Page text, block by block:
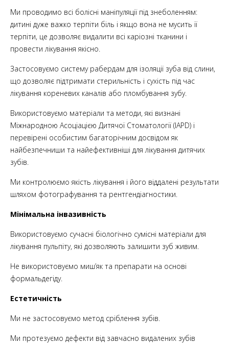
Ми проводимо всі болісні маніпуляції під знеболенням:
дитині дуже важко терпіти біль і якщо вона не мусить її
терпіти, це дозволяє видалити всі каріозні тканини і
провести лікування якісно.
Застосовуємо систему рабердам для ізоляції зуба від слини,
що дозволяє підтримати стерильність і сухість під час
лікування кореневих каналів або пломбування зубу.
Використовуємо матеріали та методи, які визнані
Міжнародною Асоціацією Дитячої Стоматології (IAPD) і
перевірені особистим багаторічним досвідом як
найбезпечниши та найефективніші для лікування дитячих
зубів.
Ми контролюємо якість лікування і його віддалені результати
шляхом фотографування та рентгендіагностики.
Мінімальна інвазивність
Використовуємо сучасні біологічно сумісні матеріали для
лікування пульпіту, які дозволяють залишити зуб живим.
Не використовуємо миш’як та препарати на основі
формальдегіду.
Естетичність
Ми не застосовуємо метод сріблення зубів.
Ми протезуємо дефекти від завчасно видалених зубів